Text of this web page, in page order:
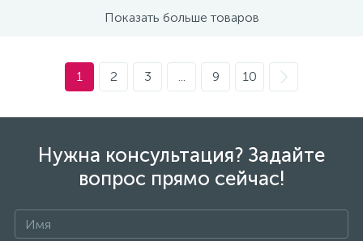
Показать больше товаров
1 2 3 ... 9 10
Нужна консультация? Задайте
вопрос прямо сейчас!
Скобы электроустановочные
Стяжки и хомуты